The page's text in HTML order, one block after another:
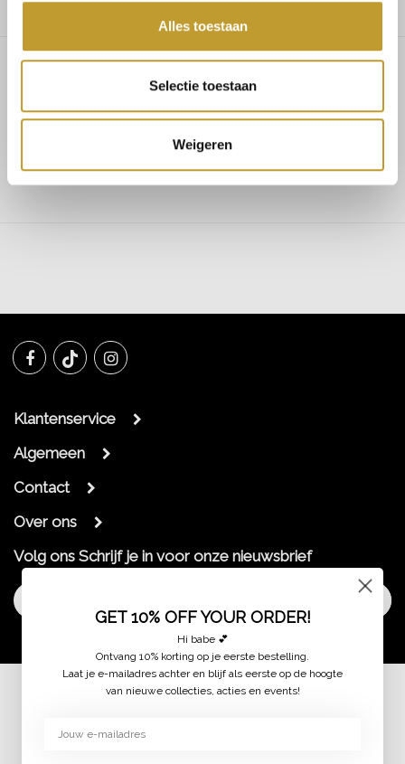
Alles toestaan
Selectie toestaan
Weigeren
Bodhi suedine cowboy boots
beige
Klantenservice
Algemeen
Contact
Over ons
Volg ons Schrijf je in voor onze nieuwsbrief
GET 10% OFF YOUR ORDER!
Hi babe 💕
Ontvang 10% korting op je eerste bestelling.
Laat je e-mailadres achter en blijf als eerste op de hoogte
van nieuwe collecties, acties en events!